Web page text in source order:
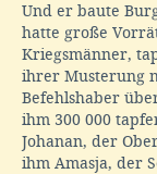
Und er baute
hatte große
Kriegsmänner,
ihrer Musterung
Befehlshaber
ihm 300 000
Johanan, der
ihm Amasja, der